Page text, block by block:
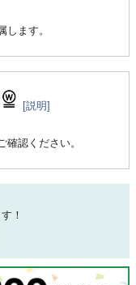
ます。
[説明]
認ください。
！